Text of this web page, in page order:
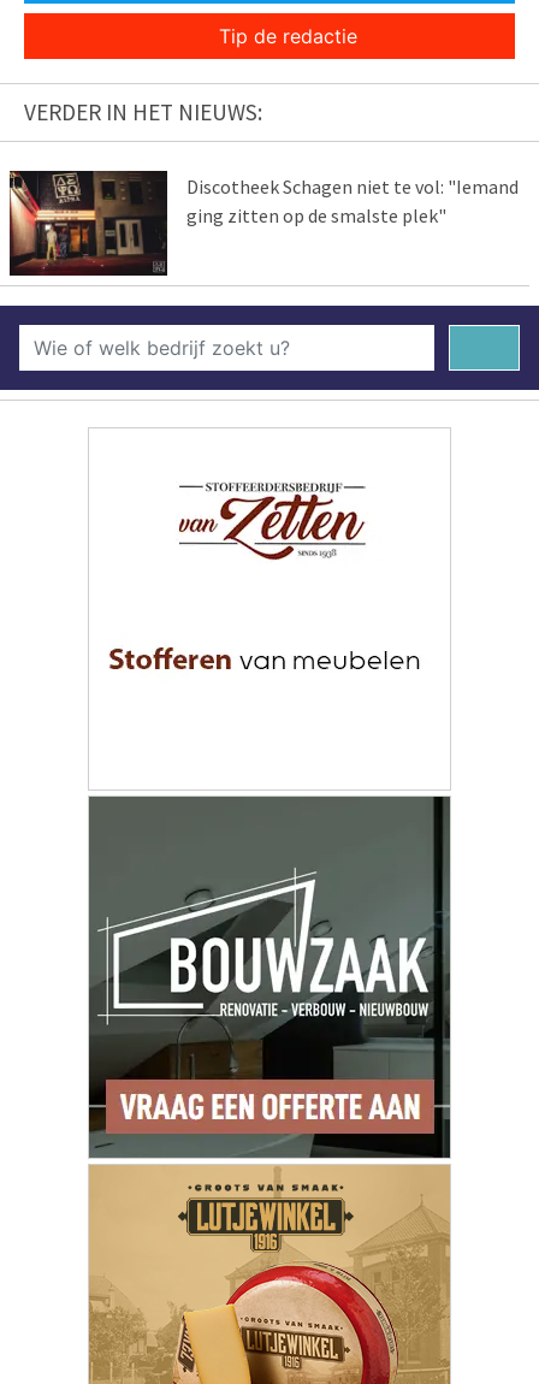
Tip de redactie
VERDER IN HET NIEUWS:
Discotheek Schagen niet te vol: "Iemand
ging zitten op de smalste plek"